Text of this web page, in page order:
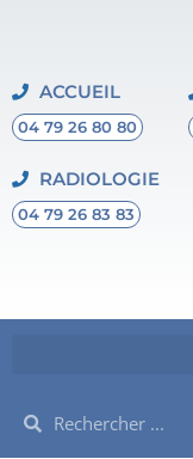
ACCUEIL
04 79 26 80 80
RADIOLOGIE
04 79 26 83 83
Rechercher